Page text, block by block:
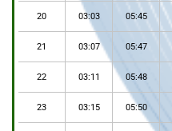
20 03:03 05:45
21 03:07 05:47
22 03:11 05:48
23 03:15 05:50